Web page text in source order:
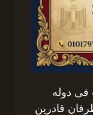
فى دوله
قادرين